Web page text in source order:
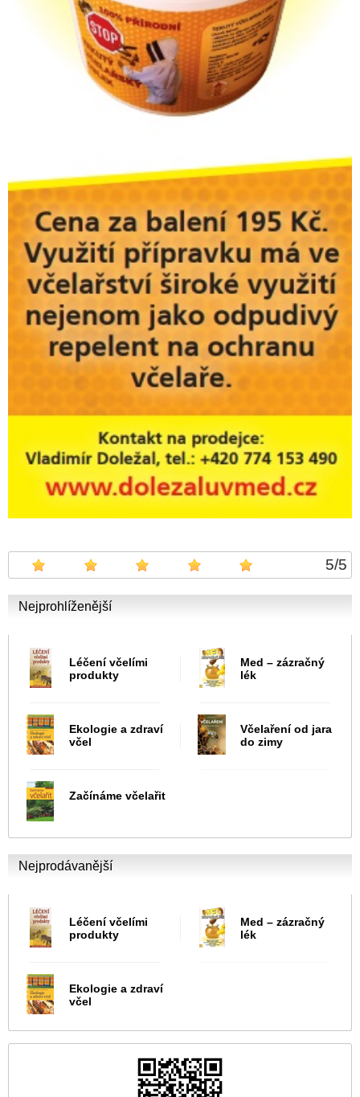
5/5
Nejprohlíženější
Léčení včelími
produkty
Med – zázračný
lék
Ekologie a zdraví
včel
Včelaření od jara
do zimy
Začínáme včelařit
Nejprodávanější
Léčení včelími
produkty
Med – zázračný
lék
Ekologie a zdraví
včel